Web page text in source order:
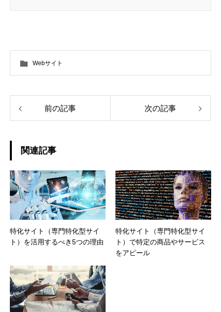
Webサイト
前の記事 次の記事
関連記事
特化サイト（専門特化型サイ
ト）を活用するべき5つの理由
特化サイト（専門特化型サイ
ト）で特定の商品やサービス
をアピール